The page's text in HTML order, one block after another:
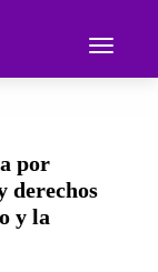
Toggle
por
derechos
y la